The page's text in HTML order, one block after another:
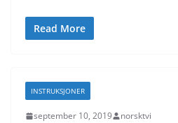
Read More
INSTRUKSJONER
september 10, 2019 norsktvi